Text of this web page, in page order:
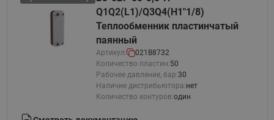
Q1Q2(L1)/Q3Q4(H1"1/8)
Теплообменник пластинчатый
паянный
Артикул:
021B8732
Количество пластин:50
Рабочее давление, бар:30
Наличие дистрибьютора:нет
Количество контуров:один